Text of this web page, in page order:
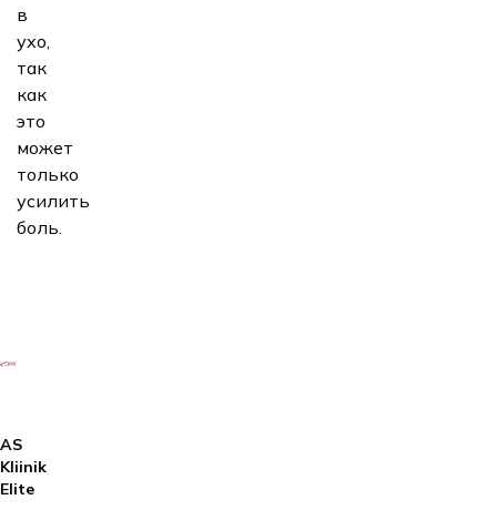
в
ухо,
так
как
это
может
только
усилить
боль.
AS
Kliinik
Elite